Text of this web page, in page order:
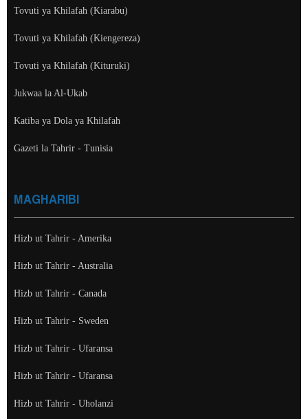
Tovuti ya Khilafah (Kiarabu)
Tovuti ya Khilafah (Kiengereza)
Tovuti ya Khilafah (Kituruki)
Jukwaa la Al-Ukab
Katiba ya Dola ya Khilafah
Gazeti la Tahrir - Tunisia
MAGHARIBI
Hizb ut Tahrir - Amerika
Hizb ut Tahrir - Australia
Hizb ut Tahrir - Canada
Hizb ut Tahrir - Sweden
Hizb ut Tahrir - Ufaransa
Hizb ut Tahrir - Ufaransa
Hizb ut Tahrir - Uholanzi